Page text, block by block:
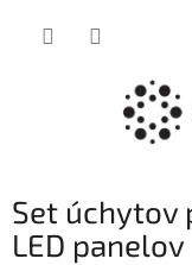
Set úchytov
LED panelov